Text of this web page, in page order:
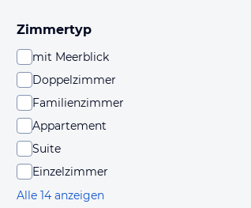
Zimmertyp
mit Meerblick
Doppelzimmer
Familienzimmer
Appartement
Suite
Einzelzimmer
Alle 14 anzeigen